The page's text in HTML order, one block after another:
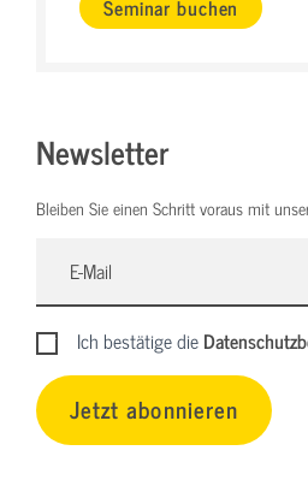
Seminar buchen
Newsletter
Bleiben Sie einen Schritt voraus mit
Ich bestätige die
Jetzt abonnieren